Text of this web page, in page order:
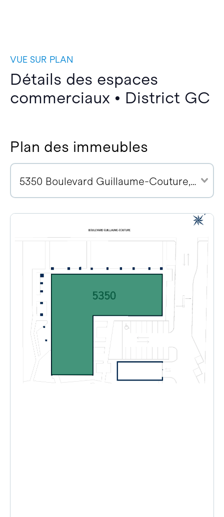
VUE SUR PLAN
Détails des espaces
commerciaux • District GC
Plan des immeubles
5350 Boulevard Guillaume-Couture, G6V 4Z2 (3)